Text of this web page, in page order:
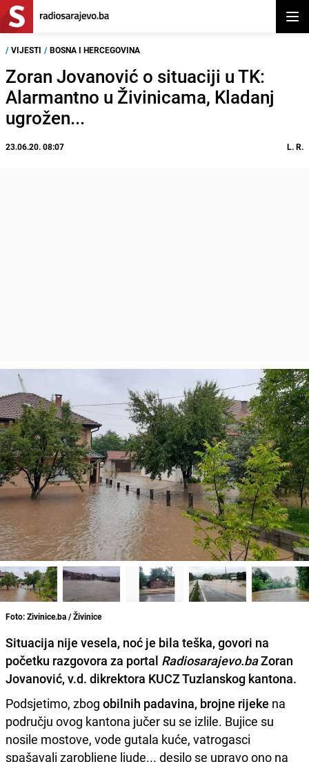
/ VIJESTI / BOSNA I HERCEGOVINA
Zoran Jovanović o situaciji u TK:
Alarmantno u Živinicama, Kladanj
ugrožen...
23.06.20. 08:07 L. R.
Foto: Zivinice.ba / Živinice
Situacija nije vesela, noć je bila teška, govori na
početku razgovora za portal Radiosarajevo.baZoran
Jovanović, v.d. dikrektora KUCZ Tuzlanskog kantona.
Podsjetimo, zbog obilnih padavina, brojne rijeke na
području ovog kantona jučer su se izlile. Bujice su
nosile mostove, vode gutala kuće, vatrogasci
spašavali zarobljene ljude... desilo se upravo ono na